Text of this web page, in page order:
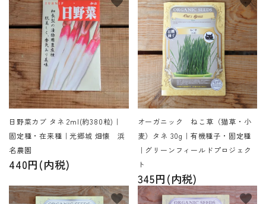
日野菜カブ タネ 2ml(約380粒)｜
固定種・在来種｜光郷城 畑懐 浜
名農園
440円(内税)
オーガニック ねこ草（猫草・小
麦）タネ 30g｜有機種子・固定種
｜グリーンフィールドプロジェク
ト
345円(内税)
favorite favorite